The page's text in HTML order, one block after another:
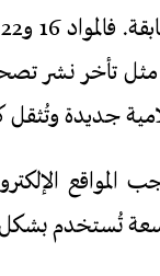
تأخر نشر
جديدة وتُثقل
يُسمح بحجب
تُستخدم بشكل